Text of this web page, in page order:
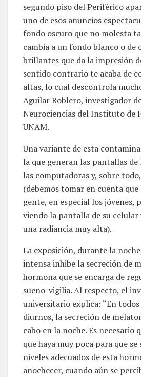
segundo piso del Periférico
uno de esos anuncios
fondo oscuro que no molesta
cambia a un fondo blanco o de
brillantes que da la impresión
sentido contrario te acaba de
altas, lo cual descontrola
Aguilar Roblero, investigador
Neurociencias del Instituto de
UNAM.
Una variante de esta
la que generan las pantallas de
las computadoras y, sobre
(debemos tomar en cuenta
gente, en especial los jóvenes,
viendo la pantalla de su celular
una radiancia muy alta).
La exposición, durante la
intensa inhibe la secreción de
hormona que se encarga de
sueño-vigilia. Al respecto, el
universitario explica: “En
diurnos, la secreción de
cabo en la noche. Es necesario
que haya muy poca para que
niveles adecuados de esta
anochecer, cuando aún se